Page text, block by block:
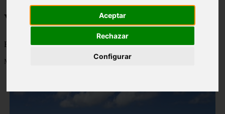
Aceptar
Rechazar
Configurar
Viajes a la Patagonia
Blog sobre la Patagonia en particular y sobre turismo en general
Mostrando 1 - 24 de 478 artículos